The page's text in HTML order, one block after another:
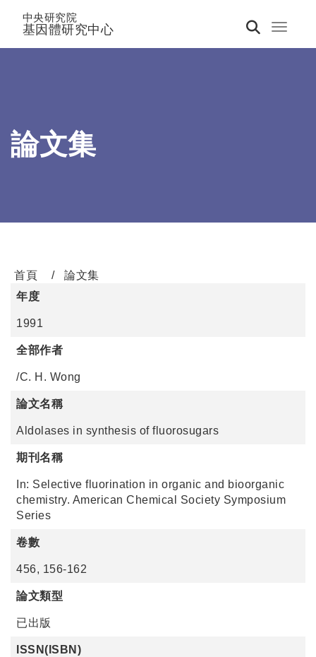
Toggle
中央研究院
基因體研究中心
論文集
首頁
論文集
年度
1991
全部作者
/C. H. Wong
論文名稱
Aldolases in synthesis of fluorosugars
期刊名稱
In: Selective fluorination in organic and bioorganic
chemistry. American Chemical Society Symposium
Series
卷數
456, 156-162
論文類型
已出版
ISSN(ISBN)